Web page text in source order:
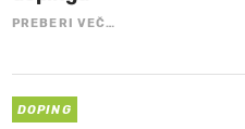
PREBERI VEČ…
DOPING